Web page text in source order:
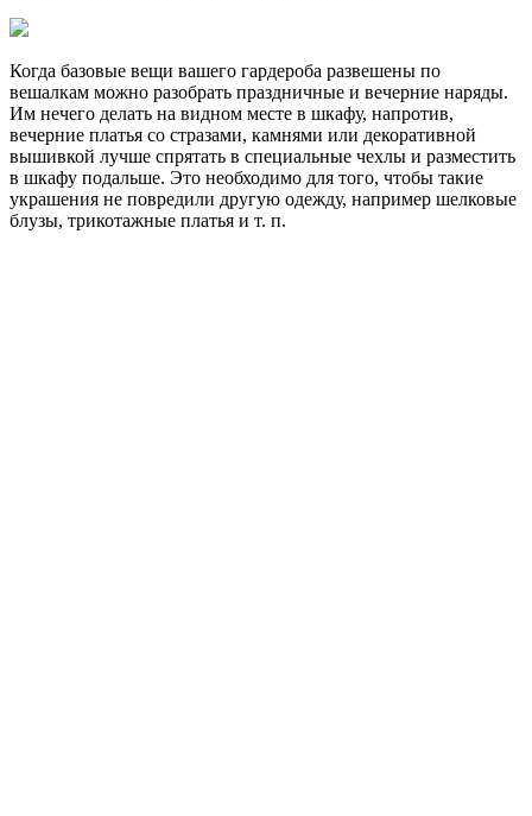
Когда базовые вещи вашего гардероба развешены по
вешалкам можно разобрать праздничные и вечерние наряды.
Им нечего делать на видном месте в шкафу, напротив,
вечерние платья со стразами, камнями или декоративной
вышивкой лучше спрятать в специальные чехлы и разместить
в шкафу подальше. Это необходимо для того, чтобы такие
украшения не повредили другую одежду, например шелковые
блузы, трикотажные платья и т. п.